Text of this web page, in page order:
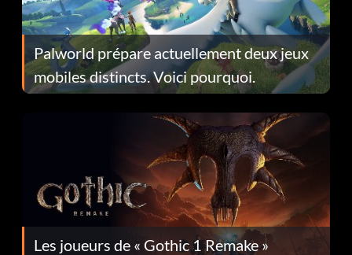
Palworld prépare actuellement deux jeux
mobiles distincts. Voici pourquoi.
Les joueurs de « Gothic 1 Remake »